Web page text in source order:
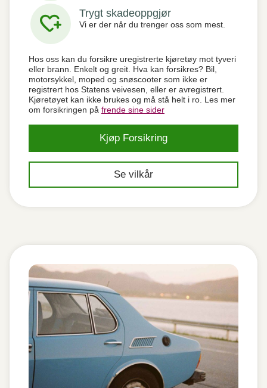
heart_plus Trygt skadeoppgjør
Vi er der når du trenger oss som mest.
Hos oss kan du forsikre uregistrerte kjøretøy mot tyveri
eller brann. Enkelt og greit. Hva kan forsikres? Bil,
motorsykkel, moped og snøscooter som ikke er
registrert hos Statens veivesen, eller er avregistrert.
Kjøretøyet kan ikke brukes og må stå helt i ro. Les mer
om forsikringen på frende sine sider
Kjøp Forsikring
Se vilkår